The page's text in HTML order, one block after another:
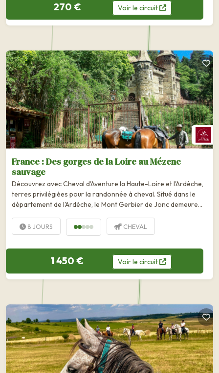
270 € Voirle circuit
France : Des gorges de la Loire au Mézenc
sauvage
Découvrez avec Cheval d'Aventure la Haute-Loire et l'Ardèche,
terres privilégiées pour la randonnée à cheval. Situé dans le
département de l'Ardèche, le Mont Gerbier de Jonc demeure
8 JOURS CHEVAL
1 450 € Voirle circuit